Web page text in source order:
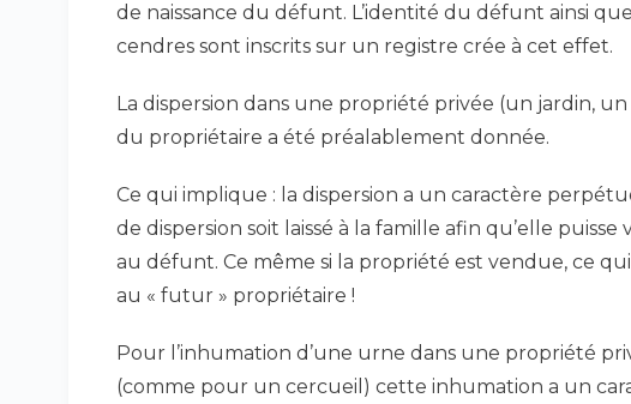
de naissance du défunt. L’identité du défunt ainsi
cendres sont inscrits sur un registre crée à cet effet.
La dispersion dans une propriété privée (un jardin,
du propriétaire a été préalablement donnée.
Ce qui implique : la dispersion a un caractère
de dispersion soit laissé à la famille afin qu’elle
au défunt. Ce même si la propriété est vendue, ce
au « futur » propriétaire !
Pour l’inhumation d’une urne dans une propriété
(comme pour un cercueil) cette inhumation a un